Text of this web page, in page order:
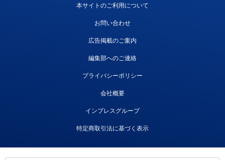
本サイトのご利用について
お問い合わせ
広告掲載のご案内
編集部へのご連絡
プライバシーポリシー
会社概要
インプレスグループ
特定商取引法に基づく表示